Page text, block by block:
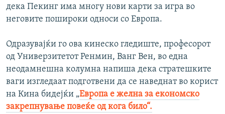
дека Пекинг има многу нови карти за игра во
неговите пошироки односи со Европа.
Одразувајќи го ова кинеско гледиште, професорот
од Универзитетот Ренмин, Ванг Вен, во една
неодамнешна колумна напиша дека стратешките
ваги изгледаат подготвени да се наведнат во корист
на Кина бидејќи „Европа е желна за економско
закрепнување повеќе од кога било“.